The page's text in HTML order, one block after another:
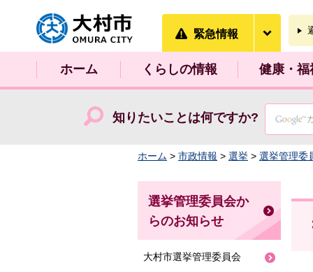
大村市
緊急情報
ホーム くらしの情報 健康・福
知りたいことは何ですか?
ホーム > 市政情報 > 選挙 > 選挙管理委
選挙管理委員会か
らのお知らせ
大村市選挙管理委員会